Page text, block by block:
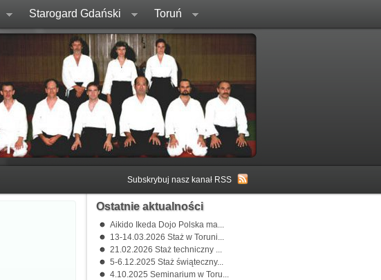
Starogard Gdański Toruń
Subskrybuj nasz kanał RSS
Ostatnie aktualności
Aikido Ikeda Dojo Polska ma...
13-14.03.2026 Staż w Toruni...
21.02.2026 Staż techniczny ...
5-6.12.2025 Staż świąteczny...
4.10.2025 Seminarium w Toru...